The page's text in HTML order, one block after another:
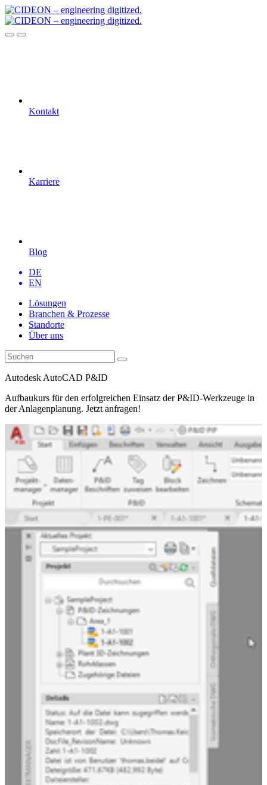
Kontakt
Karriere
Blog
DE
EN
Lösungen
Branchen & Prozesse
Standorte
Über uns
Autodesk AutoCAD P&ID
Aufbaukurs für den erfolgreichen Einsatz der P&ID-Werkzeuge in
der Anlagenplanung. Jetzt anfragen!